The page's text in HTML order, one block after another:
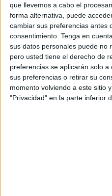
que llevemos a cabo el
forma alternativa, puede
cambiar sus preferencias antes
consentimiento. Tenga en
sus datos personales puede no
pero usted tiene el derecho de
preferencias se aplicarán solo
sus preferencias o retirar su
momento volviendo a este sitio
"Privacidad" en la parte inferior
Los anuncios estarán en
de junio.
a cabo una acción
como Jesús Vázquez,
Fuentes y Alejandra
televidentes cómo y
ellos el desayuno y
comenzar el día con